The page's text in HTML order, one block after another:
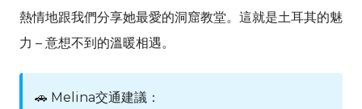
熱情地跟我們分享她最愛的洞窟教堂。這就是土耳其的魅
力 – 意想不到的溫暖相遇。
🚗 Melina交通建議：